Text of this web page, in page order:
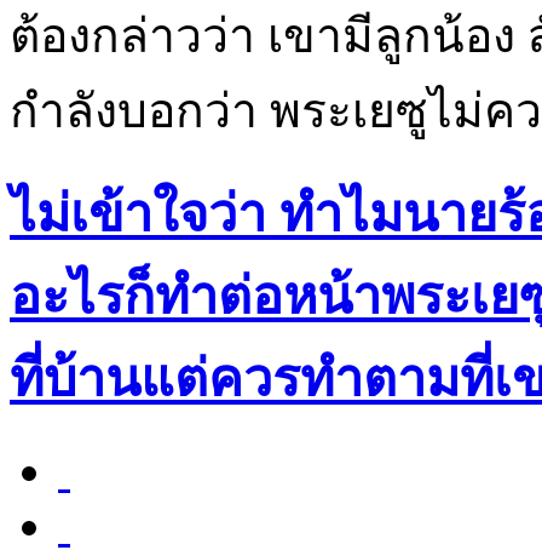
ต้องกล่าวว่า เขามีลูกน้อง
กำลังบอกว่า พระเยซูไม่
ไม่เข้าใจว่า ทำไมนาย
อะไรก็ทำต่อหน้าพระเย
ที่บ้านแต่ควรทำตามที่เ